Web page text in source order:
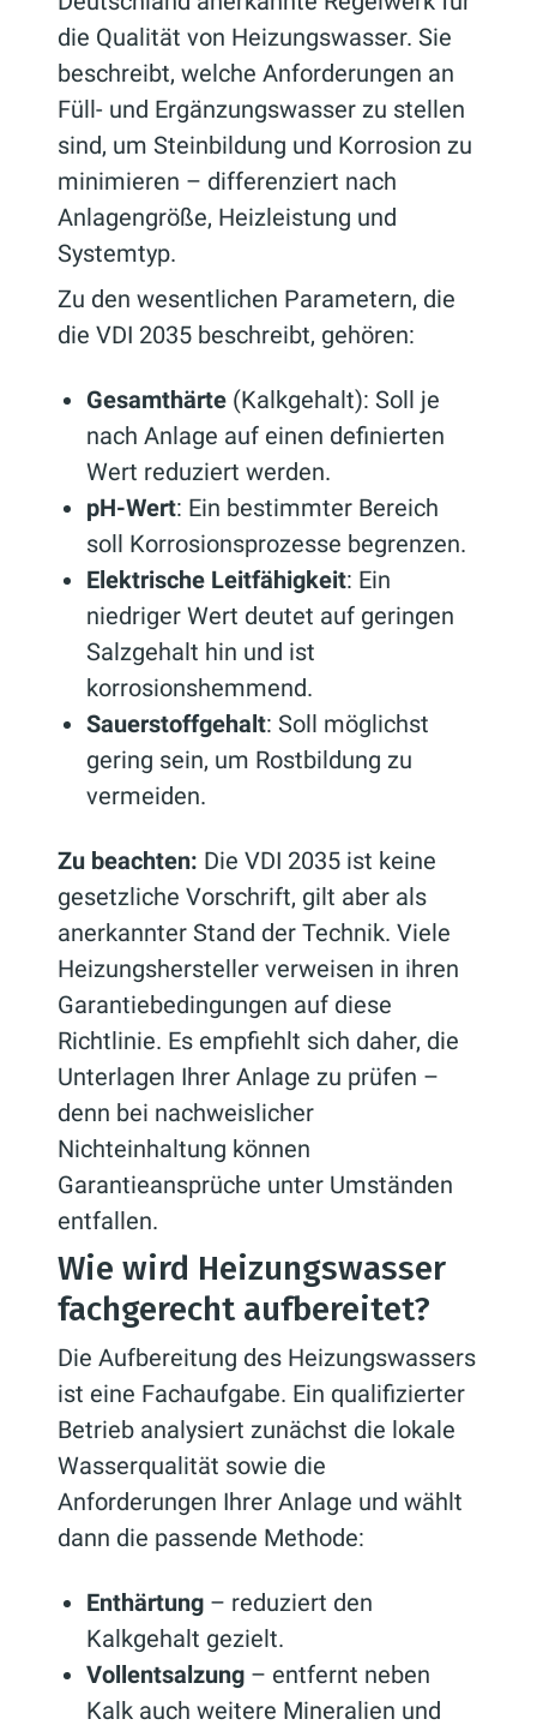
die Qualität von Heizungswasser. Sie
beschreibt, welche Anforderungen an
Füll- und Ergänzungswasser zu stellen
sind, um Steinbildung und Korrosion zu
minimieren – differenziert nach
Anlagengröße, Heizleistung und
Systemtyp.
Zu den wesentlichen Parametern, die
die VDI 2035 beschreibt, gehören:
Gesamthärte (Kalkgehalt): Soll je
nach Anlage auf einen definierten
Wert reduziert werden.
pH-Wert: Ein bestimmter Bereich
soll Korrosionsprozesse begrenzen.
Elektrische Leitfähigkeit: Ein
niedriger Wert deutet auf geringen
Salzgehalt hin und ist
korrosionshemmend.
Sauerstoffgehalt: Soll möglichst
gering sein, um Rostbildung zu
vermeiden.
Zu beachten: Die VDI 2035 ist keine
gesetzliche Vorschrift, gilt aber als
anerkannter Stand der Technik. Viele
Heizungshersteller verweisen in ihren
Garantiebedingungen auf diese
Richtlinie. Es empfiehlt sich daher, die
Unterlagen Ihrer Anlage zu prüfen –
denn bei nachweislicher
Nichteinhaltung können
Garantieansprüche unter Umständen
entfallen.
Wie wird Heizungswasser
fachgerecht aufbereitet?
Die Aufbereitung des Heizungswassers
ist eine Fachaufgabe. Ein qualifizierter
Betrieb analysiert zunächst die lokale
Wasserqualität sowie die
Anforderungen Ihrer Anlage und wählt
dann die passende Methode:
Enthärtung – reduziert den
Kalkgehalt gezielt.
Vollentsalzung – entfernt neben
Kalk auch weitere Mineralien und